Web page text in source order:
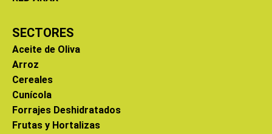
SECTORES
Aceite de Oliva
Arroz
Cereales
Cunícola
Forrajes Deshidratados
Frutas y Hortalizas